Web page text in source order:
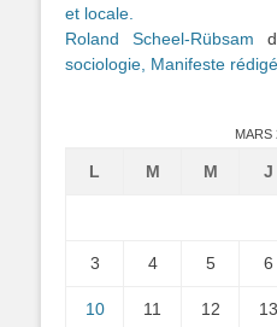
et locale.
Roland Scheel-Rübsam
sociologie, Manifeste
MARS
L M M J
3 4 5 6
10 11 12 13